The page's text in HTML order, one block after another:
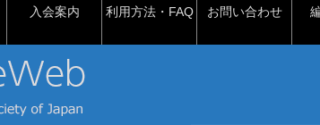
入会案内 利用方法・FAQ お問い合わせ